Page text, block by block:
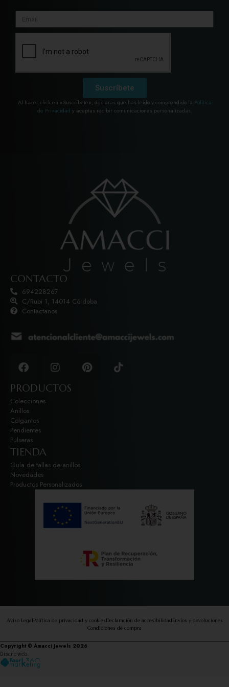
Suscríbete
Al hacer click en «Suscríbete», declaras que has leído y comprendido la Política
de Privacidad y aceptas recibir comunicaciones personalizadas.
CONTACTO
694228267
C/Rubi 1, 14014 Córdoba
Contactanos
PRODUCTOS
Colecciones
Anillos
Colgantes
Pendientes
Pulseras
TIENDA
Guía de tallas de anillos
Novedades
Productos Personalizados
Aviso LegalPolítica de privacidad y cookiesDeclaración de accesibilidadEnvíos y devoluciones
Condiciones de compra
Copyright © Amacci Jewels 2026
Diseño web: